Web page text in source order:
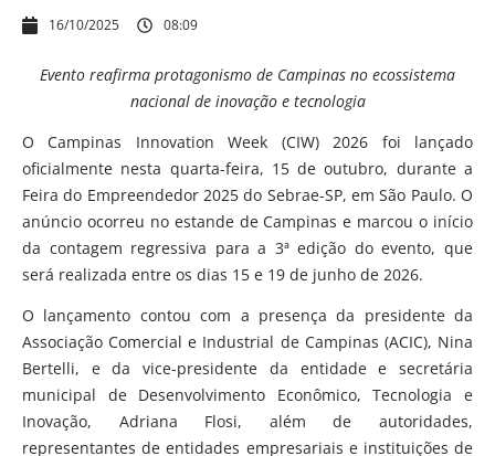
16/10/2025 08:09
Evento reafirma protagonismo de Campinas no ecossistema
nacional de inovação e tecnologia
O Campinas Innovation Week (CIW) 2026 foi lançado
oficialmente nesta quarta-feira, 15 de outubro, durante a
Feira do Empreendedor 2025 do Sebrae-SP, em São Paulo. O
anúncio ocorreu no estande de Campinas e marcou o início
da contagem regressiva para a 3ª edição do evento, que
será realizada entre os dias 15 e 19 de junho de 2026.
O lançamento contou com a presença da presidente da
Associação Comercial e Industrial de Campinas (ACIC), Nina
Bertelli, e da vice-presidente da entidade e secretária
municipal de Desenvolvimento Econômico, Tecnologia e
Inovação, Adriana Flosi, além de autoridades,
representantes de entidades empresariais e instituições de